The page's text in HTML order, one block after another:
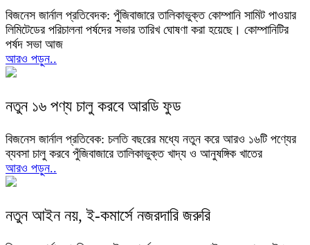
বিজনেস জার্নাল প্রতিবেদক: পুঁজিবাজারে তালিকাভুক্ত কোম্পানি সামিট পাওয়ার
লিমিটেডের পরিচালনা পর্ষদের সভার তারিখ ঘোষণা করা হয়েছে। কোম্পানিটির
পর্ষদ সভা আজ
আরও পড়ুন..
নতুন ১৬ পণ্য চালু করবে আরডি ফুড
বিজনেস জার্নাল প্রতিবেক: চলতি বছরের মধ্যে নতুন করে আরও ১৬টি পণ্যের
ব্যবসা চালু করবে পুঁজিবাজারে তালিকাভুক্ত খাদ্য ও আনুষঙ্গিক খাতের
আরও পড়ুন..
নতুন আইন নয়, ই-কমার্সে নজরদারি জরুরি